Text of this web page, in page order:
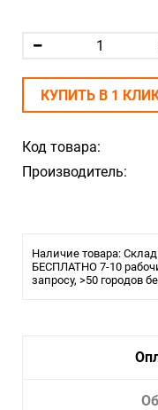
Код товара:
Производитель:
Наличие товара:
БЕСПЛАТНО 7-10
запросу, >50 городов
КУПИТЬ В 1